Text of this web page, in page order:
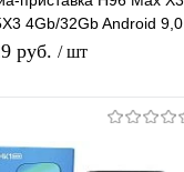
4Gb/32Gb Android 9,0
Smart tv IPTV
руб. / шт